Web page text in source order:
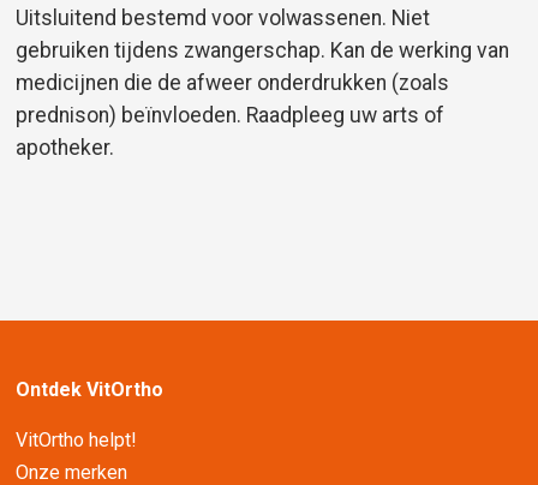
Uitsluitend bestemd voor volwassenen. Niet
gebruiken tijdens zwangerschap. Kan de werking van
medicijnen die de afweer onderdrukken (zoals
prednison) beïnvloeden. Raadpleeg uw arts of
apotheker.
Ontdek VitOrtho
VitOrtho helpt!
Onze merken